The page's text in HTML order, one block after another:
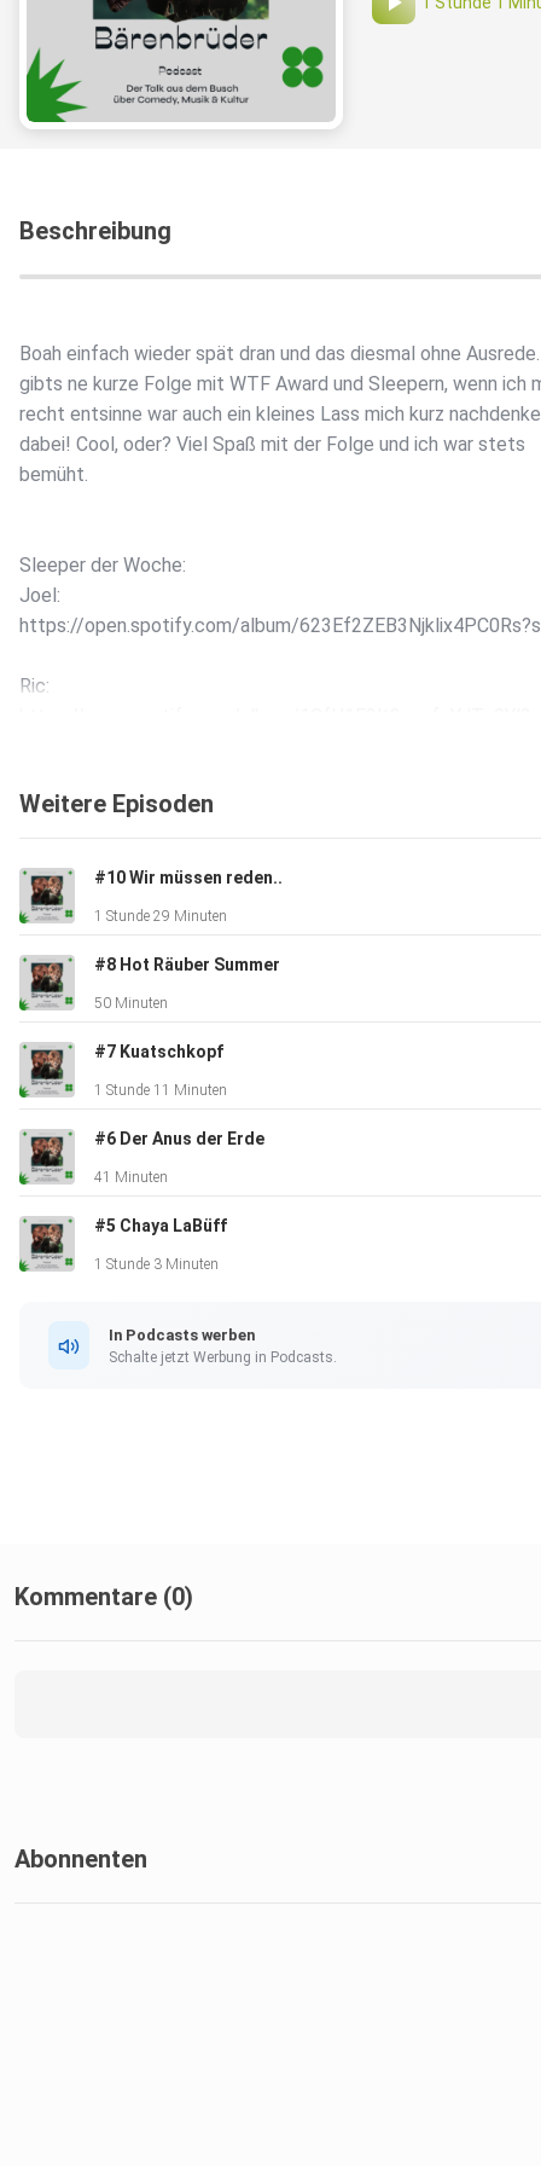
Beschreibung
Boah einfach wieder spät dran und das diesmal ohne
gibts ne kurze Folge mit WTF Award und Sleepern, wenn ich
recht entsinne war auch ein kleines Lass mich kurz
dabei! Cool, oder? Viel Spaß mit der Folge und ich war stets
bemüht.
Sleeper der Woche:
Joel:
https://open.spotify.com/album/
Ric:
https://open.spotify.com/album/
Intro: Childish Gambino - Redbone
Sleeper-Jingle: MF Doom - Rhymes like Dimes
Outro: Don't Stop - One Way
Weitere Episoden
#10 Wir müssen reden..
1 Stunde 29 Minuten
#8 Hot Räuber Summer
50 Minuten
#7 Kuatschkopf
1 Stunde 11 Minuten
#6 Der Anus der Erde
41 Minuten
#5 Chaya LaBüff
1 Stunde 3 Minuten
In Podcasts werben
Schalte jetzt Werbung in Podcasts.
Kommentare (0)
Abonnenten